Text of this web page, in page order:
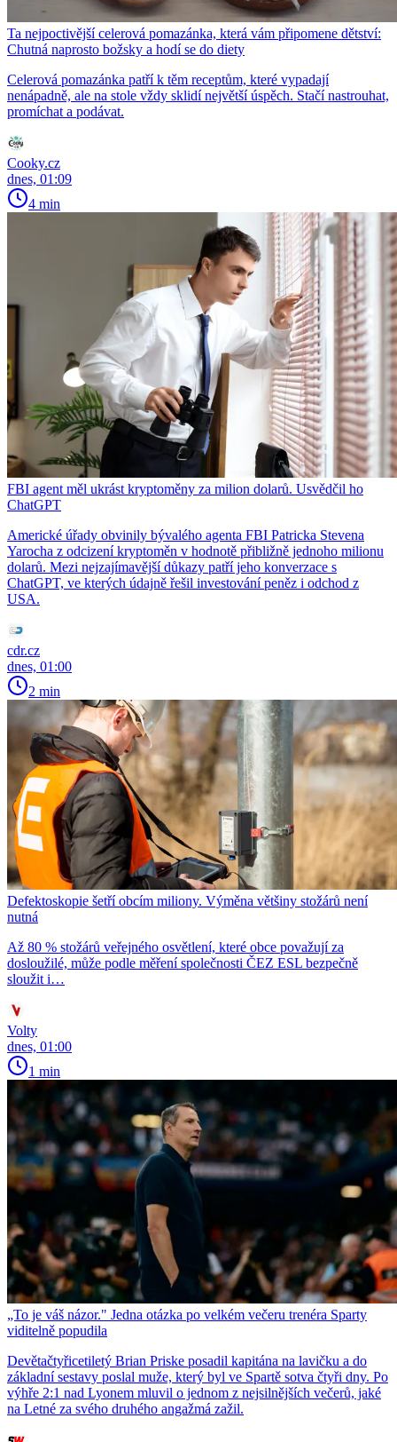
Ta nejpoctivější celerová pomazánka, která vám připomene dětství:
Chutná naprosto božsky a hodí se do diety
Celerová pomazánka patří k těm receptům, které vypadají
nenápadně, ale na stole vždy sklidí největší úspěch. Stačí nastrouhat,
promíchat a podávat.
Cooky.cz
dnes, 01:09
4 min
FBI agent měl ukrást kryptoměny za milion dolarů. Usvědčil ho
ChatGPT
Americké úřady obvinily bývalého agenta FBI Patricka Stevena
Yarocha z odcizení kryptoměn v hodnotě přibližně jednoho milionu
dolarů. Mezi nejzajímavější důkazy patří jeho konverzace s
ChatGPT, ve kterých údajně řešil investování peněz i odchod z
USA.
cdr.cz
dnes, 01:00
2 min
Defektoskopie šetří obcím miliony. Výměna většiny stožárů není
nutná
Až 80 % stožárů veřejného osvětlení, které obce považují za
dosloužilé, může podle měření společnosti ČEZ ESL bezpečně
sloužit i…
Volty
dnes, 01:00
1 min
„To je váš názor." Jedna otázka po velkém večeru trenéra Sparty
viditelně popudila
Devětačtyřicetiletý Brian Priske posadil kapitána na lavičku a do
základní sestavy poslal muže, který byl ve Spartě sotva čtyři dny. Po
výhře 2:1 nad Lyonem mluvil o jednom z nejsilnějších večerů, jaké
na Letné za svého druhého angažmá zažil.